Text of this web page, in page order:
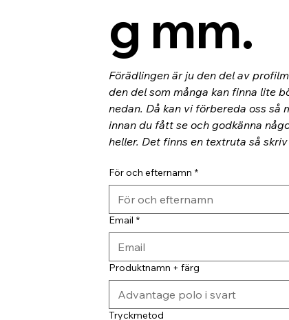
g mm.
Förädlingen är ju den del av
den del som många kan finna lite
nedan. Då kan vi förbereda oss så
innan du fått se och godkänna
heller. Det finns en textruta så
För och efternamn *
Email *
Produktnamn + färg
Tryckmetod